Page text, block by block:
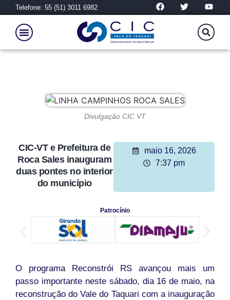
Telefone: 55 (51) 3011 6982
Divulgação CIC VT
CIC-VT e Prefeitura de
Roca Sales inauguram
duas pontes no interior
do município
maio 16, 2026
7:37 pm
Patrocínio
O programa Reconstrói RS avançou mais um
passo importante neste sábado, dia 16 de maio, na
reconstrução do Vale do Taquari com a inauguração